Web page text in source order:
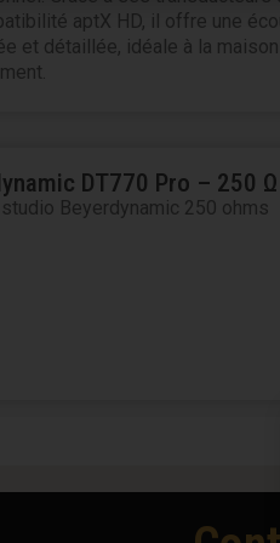
aptX HD, il offre une
et détaillée, idéale à la
DT770 Pro – 250 Ω
Beyerdynamic 250 ohms